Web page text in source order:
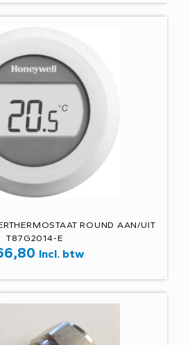
ROUND AAN/UIT
T87G2014-E
Incl. btw